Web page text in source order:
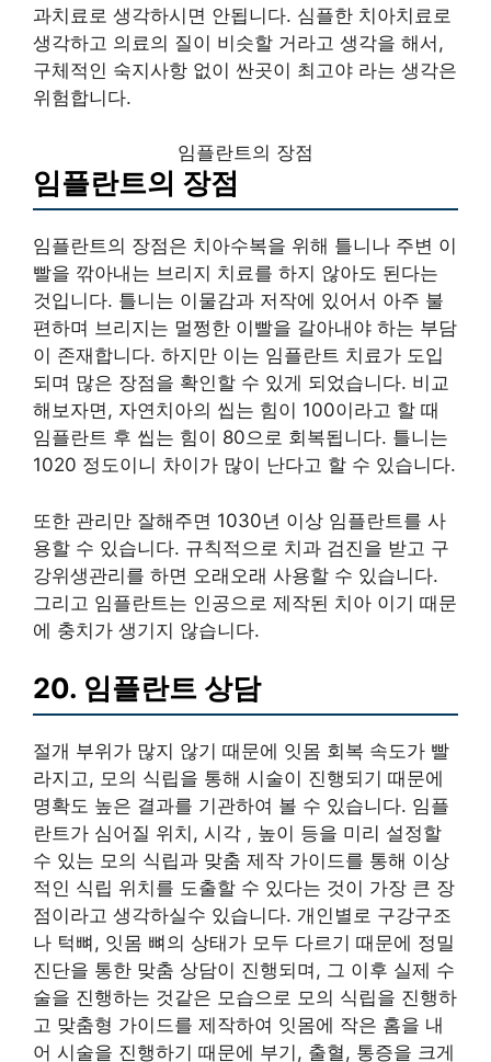
과치료로 생각하시면 안됩니다. 심플한 치아치료로
생각하고 의료의 질이 비슷할 거라고 생각을 해서,
구체적인 숙지사항 없이 싼곳이 최고야 라는 생각은
위험합니다.
임플란트의 장점
임플란트의 장점
임플란트의 장점은 치아수복을 위해 틀니나 주변 이
빨을 깎아내는 브리지 치료를 하지 않아도 된다는
것입니다. 틀니는 이물감과 저작에 있어서 아주 불
편하며 브리지는 멀쩡한 이빨을 갈아내야 하는 부담
이 존재합니다. 하지만 이는 임플란트 치료가 도입
되며 많은 장점을 확인할 수 있게 되었습니다. 비교
해보자면, 자연치아의 씹는 힘이 100이라고 할 때
임플란트 후 씹는 힘이 80으로 회복됩니다. 틀니는
1020 정도이니 차이가 많이 난다고 할 수 있습니다.
또한 관리만 잘해주면 1030년 이상 임플란트를 사
용할 수 있습니다. 규칙적으로 치과 검진을 받고 구
강위생관리를 하면 오래오래 사용할 수 있습니다.
그리고 임플란트는 인공으로 제작된 치아 이기 때문
에 충치가 생기지 않습니다.
20. 임플란트 상담
절개 부위가 많지 않기 때문에 잇몸 회복 속도가 빨
라지고, 모의 식립을 통해 시술이 진행되기 때문에
명확도 높은 결과를 기관하여 볼 수 있습니다. 임플
란트가 심어질 위치, 시각 , 높이 등을 미리 설정할
수 있는 모의 식립과 맞춤 제작 가이드를 통해 이상
적인 식립 위치를 도출할 수 있다는 것이 가장 큰 장
점이라고 생각하실수 있습니다. 개인별로 구강구조
나 턱뼈, 잇몸 뼈의 상태가 모두 다르기 때문에 정밀
진단을 통한 맞춤 상담이 진행되며, 그 이후 실제 수
술을 진행하는 것같은 모습으로 모의 식립을 진행하
고 맞춤형 가이드를 제작하여 잇몸에 작은 홈을 내
어 시술을 진행하기 때문에 부기, 출혈, 통증을 크게